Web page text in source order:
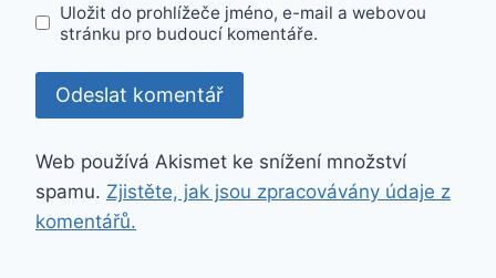
Uložit do prohlížeče jméno, e-mail a webovou
stránku pro budoucí komentáře.
Web používá Akismet ke snížení množství
spamu. Zjistěte, jak jsou zpracovávány údaje z
komentářů.